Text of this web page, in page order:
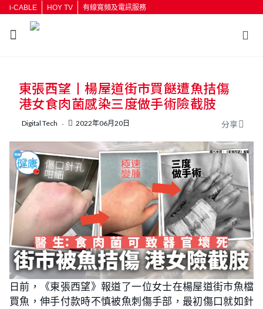
i-CABLE HOY TV 有線寬頻及電訊服務
按輸入鍵開始搜尋
東張西望丨楊屋道街市買餸遭魚拮傷
港女食肉菌感染三度做手術險截肢
Digital Tech 2022年06月20日 分享
日前，《東張西望》報道了一位女士在楊屋道街市魚檔
買魚，伸手付款時不慎被魚刺傷手部，最初傷口就如針